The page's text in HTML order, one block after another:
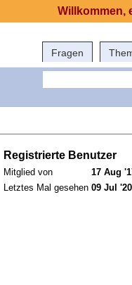
Fragen
Registrierte Benutzer
Mitglied von
17 Aug
Letztes Mal gesehen 09 Jul
Willkommen,